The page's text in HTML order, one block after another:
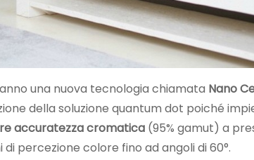
una nuova tecnologia chiamata Nano
della soluzione quantum dot poiché
accuratezza cromatica (95% gamut) a
percezione colore fino ad angoli di 60°.